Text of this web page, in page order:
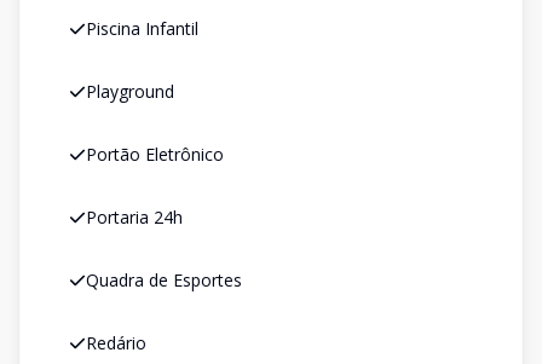
Piscina Infantil
Playground
Portão Eletrônico
Portaria 24h
Quadra de Esportes
Redário